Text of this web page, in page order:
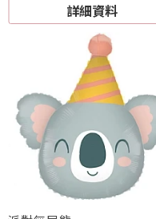
詳細資料